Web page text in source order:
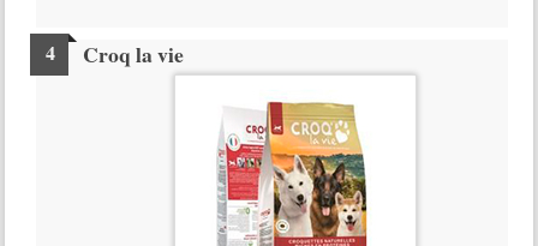
Croq la vie